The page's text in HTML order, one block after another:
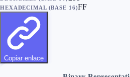
HEXADECIMAL (BASE 16)FF
Copiar enlace